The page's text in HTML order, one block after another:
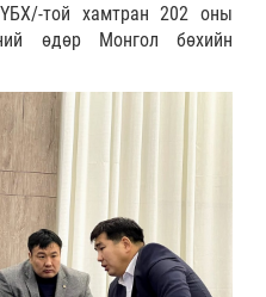
той хамтран 202 оны
өдөр Монгол бөхийн